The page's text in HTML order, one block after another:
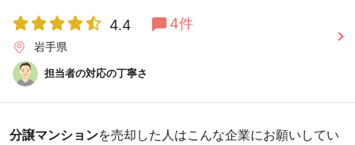
4.4 4件
岩手県
担当者の対応の丁寧さ
分譲マンションを売却した人はこんな企業にお願いしてい